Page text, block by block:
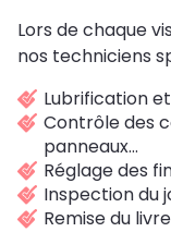
Lors de chaque
nos techniciens
Lubrification
Contrôle des
panneaux…
Réglage des
Inspection du
Remise du